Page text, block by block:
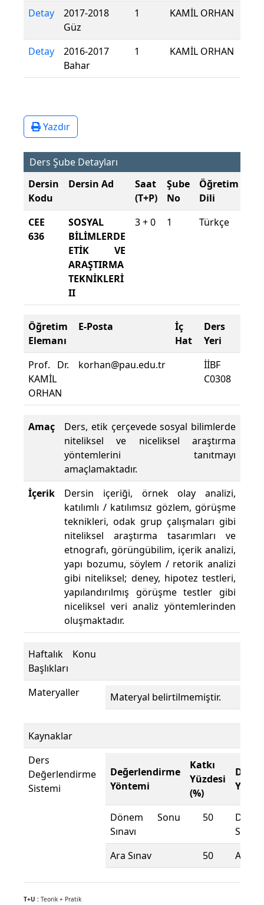
Detay
2017-2018
Güz
1 KAMİL ORHAN
Detay
2016-2017
Bahar
1 KAMİL ORHAN
Yazdır
Ders Şube Detayları
Dersin
Kodu
Dersin Ad
Saat
(T+P)
Şube
No
Öğretim
Dili
CEE
636
SOSYAL
BİLİMLERDE
ETİK VE
ARAŞTIRMA
TEKNİKLERİ
II
3 + 0 1 Türkçe
Öğretim
Elemanı
E-Posta
İç
Hat
Ders
Yeri
Prof. Dr.
KAMİL
ORHAN
korhan@pau.edu.tr
İİBF
C0308
Amaç
Ders, etik çerçevede sosyal bilimlerde
niteliksel ve niceliksel araştırma
yöntemlerini tanıtmayı
amaçlamaktadır.
İçerik
Dersin içeriği, örnek olay analizi,
katılımlı / katılımsız gözlem, görüşme
teknikleri, odak grup çalışmaları gibi
niteliksel araştırma tasarımları ve
etnografı, görüngübilim, içerik analizi,
yapı bozumu, söylem / retorik analizi
gibi niteliksel; deney, hipotez testleri,
yapılandırılmış görüşme testler gibi
niceliksel veri analiz yöntemlerinden
oluşmaktadır.
Haftalık Konu
Başlıkları
Materyaller
Materyal belirtilmemiştir.
Kaynaklar
Ders
Değerlendirme
Sistemi
Değerlendirme
Yöntemi
Katkı
Yüzdesi
(%)
Dönem Sonu
Sınavı
50
Sınavı
Ara Sınav
50 Ara
T+U : Teorik + Pratik